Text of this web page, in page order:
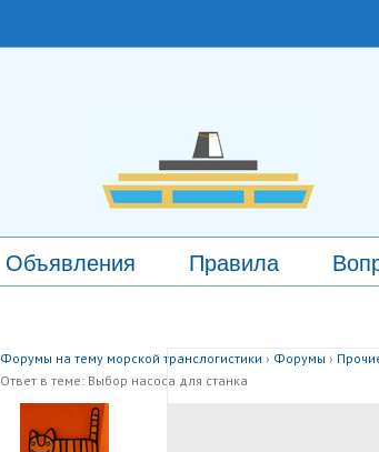
Объявления Правила
Форумы на тему морской транслогистики › Форумы ›
Ответ в теме: Выбор насоса для станка